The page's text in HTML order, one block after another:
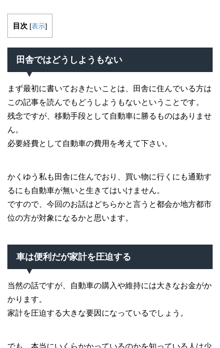
目次 [表示]
田舎ではどうしようもない
まず最初に書いておきたいことは、田舎に住んでいる方は
この記事を読んでもどうしようもないということです。
残念ですが、移動手段として自動車に勝るものはありませ
ん。
必要経費として自動車の費用を考えて下さい。
かくゆう私も田舎に住んでおり、買い物に行くにも通勤す
るにも自動車が無いと生きてはいけません。
ですので、今回のお話はどちらかと言うと都会か地方都市
位の方が対象になるかと思います。
車は便利だが家計を圧迫する
当然の話ですが、自動車の購入や維持には大きなお金がか
かります。
家計を圧迫する大きな要因になっているでしょう。
でも、本当にいくらかかっているのかを知っている人は少